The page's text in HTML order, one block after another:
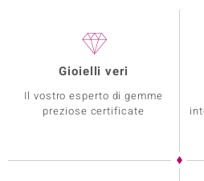
Gioielli veri
Il vostro esperto di gemme
preziose certificate